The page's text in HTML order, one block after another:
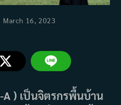
March 16, 2023
A ) เป็นจิตรกรพื้นบ้าน